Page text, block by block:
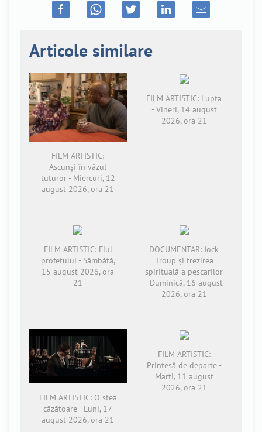
Articole similare
FILM ARTISTIC:
Ascunși în văzul
tuturor - Miercuri, 12
august 2026, ora 21
FILM ARTISTIC: Lupta
- Vineri, 14 august
2026, ora 21
FILM ARTISTIC: Fiul
profetului - Sâmbătă,
15 august 2026, ora
21
DOCUMENTAR: Jock
Troup și trezirea
spirituală a pescarilor
- Duminică, 16 august
2026, ora 21
FILM ARTISTIC: O stea
căzătoare - Luni, 17
august 2026, ora 21
FILM ARTISTIC:
Prințesă de departe -
Marți, 11 august
2026, ora 21